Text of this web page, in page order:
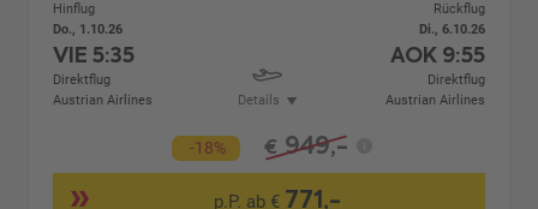
Hinflug
Do., 1.10.26
VIE5:35
Direktflug
Austrian Airlines
Details
Rückflug
Di., 6.10.26
AOK 9:55
Direktflug
Austrian Airlines
-18% € 949,-
p.P. ab € 771,-